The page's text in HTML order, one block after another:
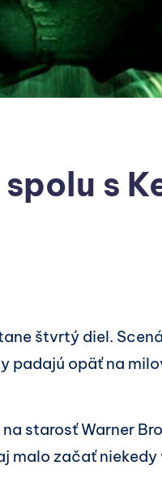
s
štvrtý diel.
padajú opäť na
starosť Warner
malo začať niekedy